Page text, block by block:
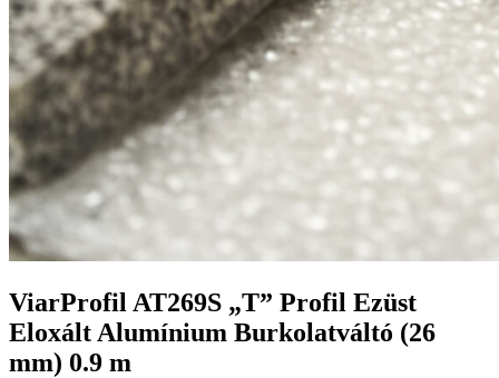
ViarProfil AT269S „T” Profil Ezüst
Eloxált Alumínium Burkolatváltó (26
mm) 0.9 m